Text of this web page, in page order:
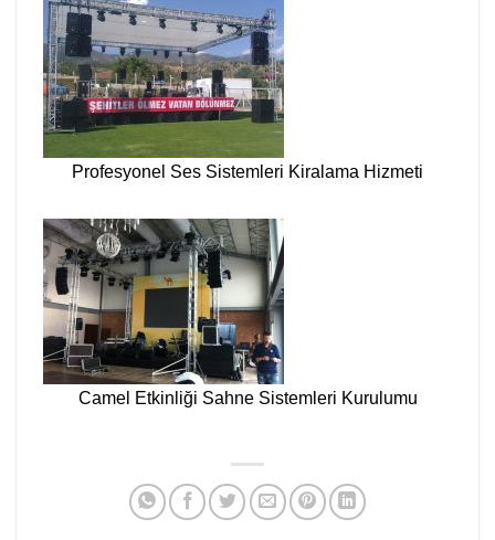
Profesyonel Ses Sistemleri Kiralama Hizmeti
Camel Etkinliği Sahne Sistemleri Kurulumu